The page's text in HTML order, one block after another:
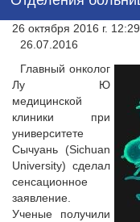
26 октября 2016 г. 12:29
26.07.2016
Главный онколог
Лу Ю
медицинской
клиники при
университете
Сычуань (Sichuan
University) сделал
сенсационное
заявление.
Ученые получили